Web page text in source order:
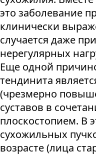
это заболевание
клинически
случается даже
нерегулярных
Еще одной
тендинита
(чрезмерно
суставов в
плоскостопием. В
сухожильных
возрасте (лица